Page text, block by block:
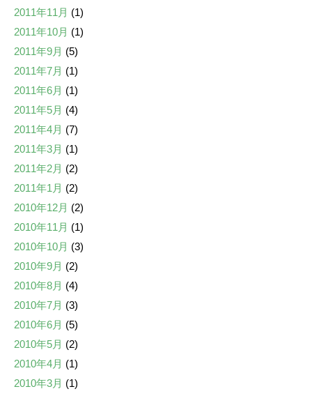
2011年11月 (1)
2011年10月 (1)
2011年9月 (5)
2011年7月 (1)
2011年6月 (1)
2011年5月 (4)
2011年4月 (7)
2011年3月 (1)
2011年2月 (2)
2011年1月 (2)
2010年12月 (2)
2010年11月 (1)
2010年10月 (3)
2010年9月 (2)
2010年8月 (4)
2010年7月 (3)
2010年6月 (5)
2010年5月 (2)
2010年4月 (1)
2010年3月 (1)